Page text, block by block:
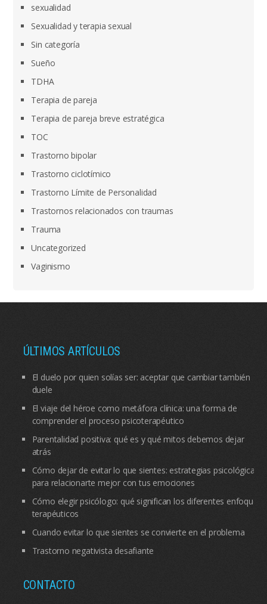
sexualidad
Sexualidad y terapia sexual
Sin categoría
Sueño
TDHA
Terapia de pareja
Terapia de pareja breve estratégica
TOC
Trastorno bipolar
Trastorno ciclotímico
Trastorno Límite de Personalidad
Trastornos relacionados con traumas
Trauma
Uncategorized
Vaginismo
ÚLTIMOS ARTÍCULOS
El duelo por quien solías ser: aceptar que cambiar también
duele
El viaje del héroe como metáfora clínica: una forma de
comprender el proceso psicoterapéutico
Parentalidad positiva: qué es y qué mitos debemos dejar
atrás
Cómo dejar de evitar lo que sientes: estrategias psicológicas
para relacionarte mejor con tus emociones
Cómo elegir psicólogo: qué significan los diferentes enfoques
terapéuticos
Cuando evitar lo que sientes se convierte en el problema
Trastorno negativista desafiante
CONTACTO